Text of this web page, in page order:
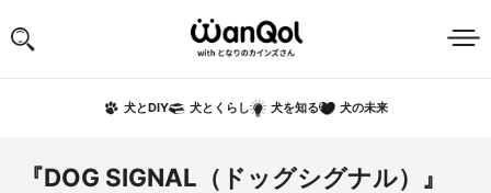
犬とDIY 犬とくらし 犬を知る 犬の未来
『DOG SIGNAL（ドッグシグナル）』